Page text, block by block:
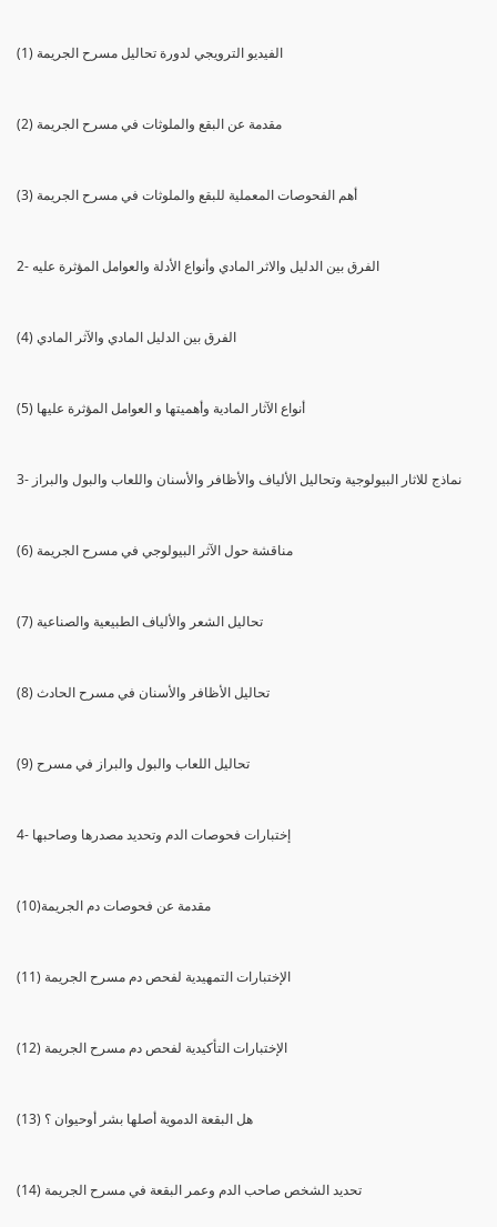
(1) الفيديو الترويجي لدورة تحاليل مسرح الجريمة
(2) مقدمة عن البقع والملوثات في مسرح الجريمة
(3) أهم الفحوصات المعملية للبقع والملوثات في مسرح الجريمة
2- الفرق بين الدليل والاثر المادي وأنواع الأدلة والعوامل المؤثرة عليه
(4) الفرق بين الدليل المادي والآثر المادي
(5) أنواع الآثار المادية وأهميتها و العوامل المؤثرة عليها
3- نماذج للاثار البيولوجية وتحاليل الألياف والأظافر والأسنان واللعاب والبول والبراز
(6) مناقشة حول الآثر البيولوجي في مسرح الجريمة
(7) تحاليل الشعر والألياف الطبيعية والصناعية
(8) تحاليل الأظافر والأسنان في مسرح الحادث
(9) تحاليل اللعاب والبول والبراز في مسرح
4- إختبارات فحوصات الدم وتحديد مصدرها وصاحبها
(10)مقدمة عن فحوصات دم الجريمة
(11) الإختبارات التمهيدية لفحص دم مسرح الجريمة
(12) الإختبارات التأكيدية لفحص دم مسرح الجريمة
(13) هل البقعة الدموية أصلها بشر أوحيوان ؟
(14) تحديد الشخص صاحب الدم وعمر البقعة في مسرح الجريمة